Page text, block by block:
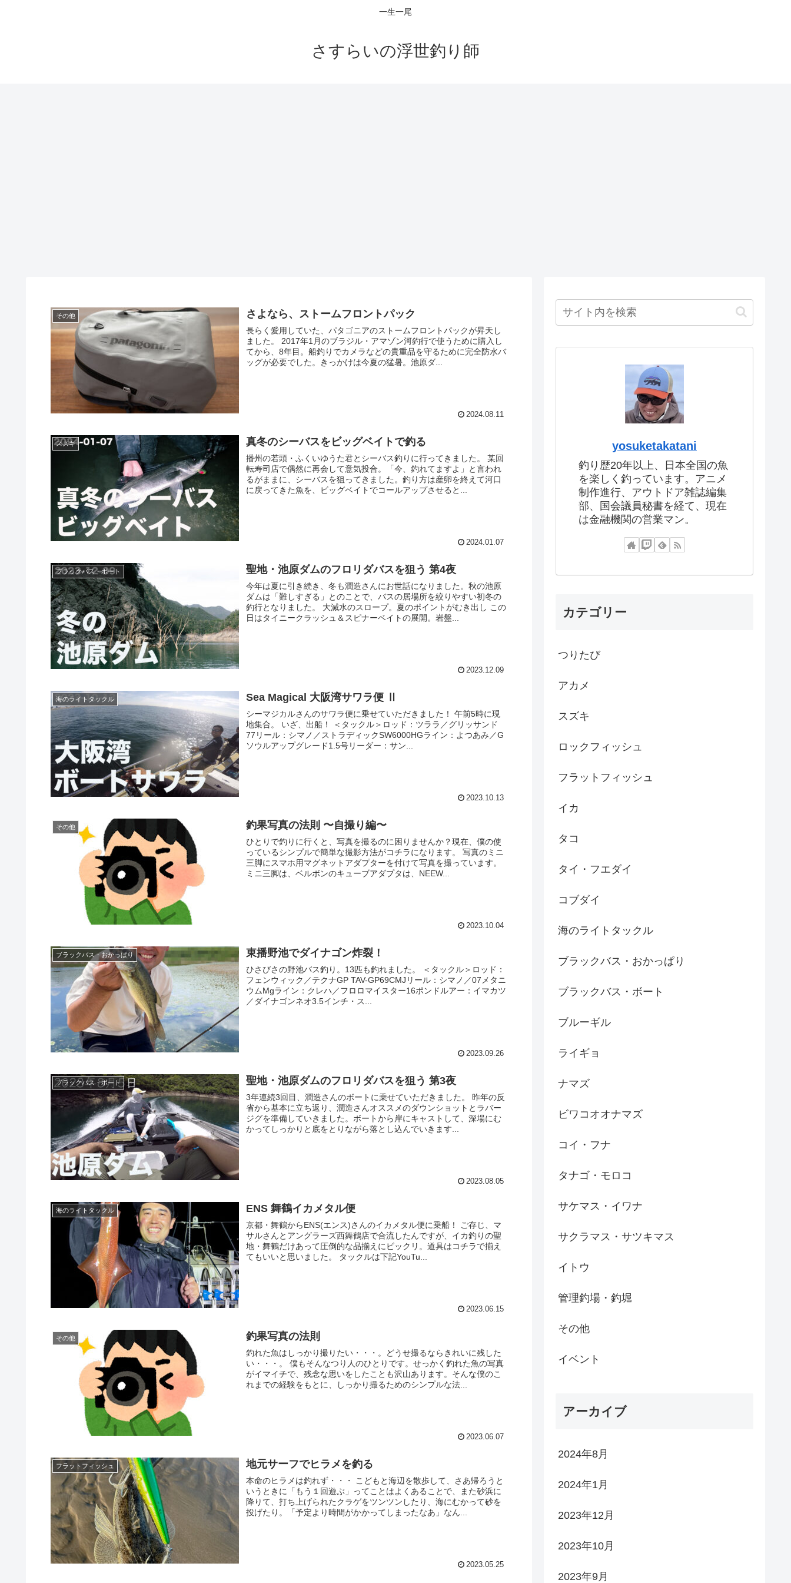
一生一尾
さすらいの浮世釣り師
その他 さよなら、ストームフロントパック
長らく愛用していた、パタゴニアのストームフロントパックが昇天し
ました。 2017年1月のブラジル・アマゾン河釣行で使うために購入し
てから、8年目。船釣りでカメラなどの貴重品を守るために完全防水バ
ッグが必要でした。きっかけは今夏の猛暑。池原ダ...
2024.08.11
スズキ 真冬のシーバスをビッグベイトで釣る
播州の若頭・ふくいゆうた君とシーバス釣りに行ってきました。 某回
転寿司店で偶然に再会して意気投合。「今、釣れてますよ」と言われ
るがままに、シーバスを狙ってきました。釣り方は産卵を終えて河口
に戻ってきた魚を、ビッグベイトでコールアップさせると...
2024.01.07
ブラックバス・ボート 聖地・池原ダムのフロリダバスを狙う 第4夜
今年は夏に引き続き、冬も潤造さんにお世話になりました。秋の池原
ダムは「難しすぎる」とのことで、バスの居場所を絞りやすい初冬の
釣行となりました。 大減水のスロープ。夏のポイントがむき出し この
日はタイニークラッシュ＆スピナーベイトの展開。岩盤...
2023.12.09
海のライトタックル Sea Magical 大阪湾サワラ便 Ⅱ
シーマジカルさんのサワラ便に乗せていただきました！ 午前5時に現
地集合。 いざ、出船！ ＜タックル＞ロッド：ツララ／グリッサンド
77リール：シマノ／ストラディックSW6000HGライン：よつあみ／G
ソウルアップグレード1.5号リーダー：サン...
2023.10.13
その他 釣果写真の法則 〜自撮り編〜
ひとりで釣りに行くと、写真を撮るのに困りませんか？現在、僕の使
っているシンプルで簡単な撮影方法がコチラになります。 写真のミニ
三脚にスマホ用マグネットアダプターを付けて写真を撮っています。
ミニ三脚は、ベルボンのキューブアダプタは、NEEW...
2023.10.04
ブラックバス・おかっぱり 東播野池でダイナゴン炸裂！
ひさびさの野池バス釣り。13匹も釣れました。 ＜タックル＞ロッド：
フェンウィック／テクナGP TAV-GP69CMJリール：シマノ／07メタニ
ウムMgライン：クレハ／フロロマイスター16ポンドルアー：イマカツ
／ダイナゴンネオ3.5インチ・ス...
2023.09.26
ブラックバス・ボート 聖地・池原ダムのフロリダバスを狙う 第3夜
3年連続3回目、潤造さんのボートに乗せていただきました。 昨年の反
省から基本に立ち返り、潤造さんオススメのダウンショットとラバー
ジグを準備していきました。ボートから岸にキャストして、深場にむ
かってしっかりと底をとりながら落とし込んでいきます...
2023.08.05
海のライトタックル ENS 舞鶴イカメタル便
京都・舞鶴からENS(エンス)さんのイカメタル便に乗船！ ご存じ、マ
サルさんとアングラーズ西舞鶴店で合流したんですが、イカ釣りの聖
地・舞鶴だけあって圧倒的な品揃えにビックリ。道具はコチラで揃え
てもいいと思いました。 タックルは下記YouTu...
2023.06.15
その他 釣果写真の法則
釣れた魚はしっかり撮りたい・・・。どうせ撮るならきれいに残した
い・・・。 僕もそんなつり人のひとりです。せっかく釣れた魚の写真
がイマイチで、残念な思いをしたことも沢山あります。そんな僕のこ
れまでの経験をもとに、しっかり撮るためのシンプルな法...
2023.06.07
フラットフィッシュ 地元サーフでヒラメを釣る
本命のヒラメは釣れず・・・ こどもと海辺を散歩して、さあ帰ろうと
いうときに「もう１回遊ぶ」ってことはよくあることで、また砂浜に
降りて、打ち上げられたクラゲをツンツンしたり、海にむかって砂を
投げたり。「予定より時間がかかってしまったなあ」なん...
2023.05.25
yosuketakatani
釣り歴20年以上、日本全国の魚
を楽しく釣っています。アニメ
制作進行、アウトドア雑誌編集
部、国会議員秘書を経て、現在
は金融機関の営業マン。
カテゴリー
つりたび
アカメ
スズキ
ロックフィッシュ
フラットフィッシュ
イカ
タコ
タイ・フエダイ
コブダイ
海のライトタックル
ブラックバス・おかっぱり
ブラックバス・ボート
ブルーギル
ライギョ
ナマズ
ビワコオオナマズ
コイ・フナ
タナゴ・モロコ
サケマス・イワナ
サクラマス・サツキマス
イトウ
管理釣場・釣堀
その他
イベント
アーカイブ
2024年8月
2024年1月
2023年12月
2023年10月
2023年9月